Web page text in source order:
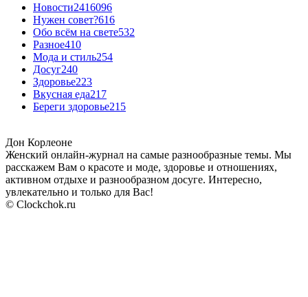
Новости2416096
Нужен совет?616
Обо всём на свете532
Разное410
Мода и стиль254
Досуг240
Здоровье223
Вкусная еда217
Береги здоровье215
Дон Корлеоне
Женский онлайн-журнал на самые разнообразные темы. Мы
расскажем Вам о красоте и моде, здоровье и отношениях,
активном отдыхе и разнообразном досуге. Интересно,
увлекательно и только для Вас!
© Clockchok.ru